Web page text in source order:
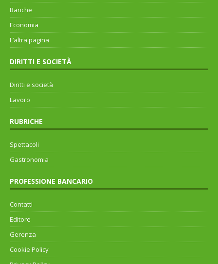
Banche
Economia
L’altra pagina
DIRITTI E SOCIETÀ
Diritti e società
Lavoro
RUBRICHE
Spettacoli
Gastronomia
PROFESSIONE BANCARIO
Contatti
Editore
Gerenza
Cookie Policy